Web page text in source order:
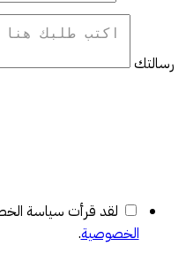
رسالتك
لقد قرأت سياسة
الخصوصية.